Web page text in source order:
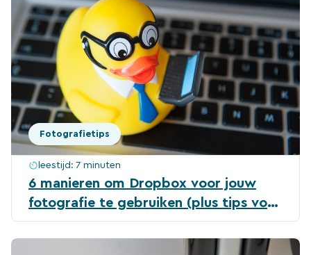
Fotografietips
leestijd: 7 minuten
6 manieren om Dropbox voor jouw
fotografie te gebruiken (plus tips voor
extra gratis opslagruimte)